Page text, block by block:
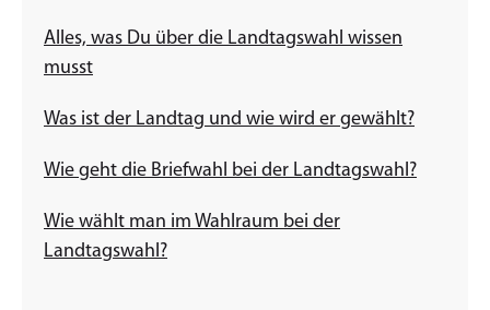
Alles, was Du über die Landtagswahl wissen
musst
Was ist der Landtag und wie wird er gewählt?
Wie geht die Briefwahl bei der Landtagswahl?
Wie wählt man im Wahlraum bei der
Landtagswahl?